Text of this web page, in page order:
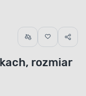
rozmiar